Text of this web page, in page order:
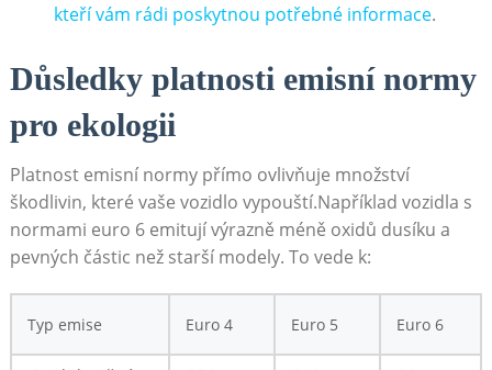
kteří⁤ vám​ rádi ‌poskytnou potřebné informace.
Důsledky platnosti ‍emisní normy
⁣pro ekologii
Platnost emisní normy přímo ovlivňuje ‍množství
škodlivin, které vaše⁣ vozidlo vypouští.Například vozidla s
normami euro 6 ‍emitují výrazně méně oxidů dusíku a
pevných částic ‌než starší modely. To vede k:
Typ emise Euro ‍4 Euro 5 Euro 6